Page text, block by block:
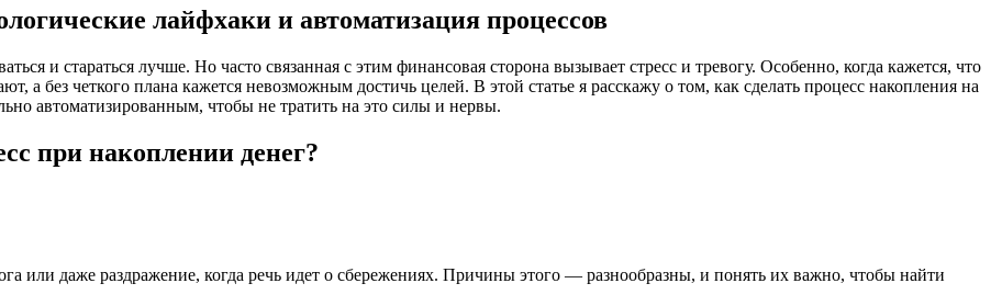
лайфхаки и автоматизация процессов
и стараться лучше. Но часто связанная с этим финансовая сторона вызывает стресс и тревогу. Особенно, когда кажется, что
а без четкого плана кажется невозможным достичь целей. В этой статье я расскажу о том, как сделать процесс накопления на
автоматизированным, чтобы не тратить на это силы и нервы.
при накоплении денег?
или даже раздражение, когда речь идет о сбережениях. Причины этого — разнообразны, и понять их важно, чтобы найти